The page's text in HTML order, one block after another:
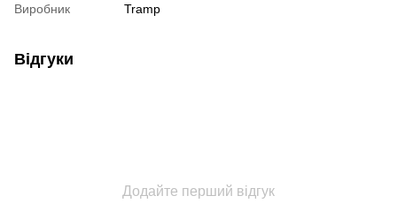
Виробник Tramp
Відгуки
Додайте перший відгук